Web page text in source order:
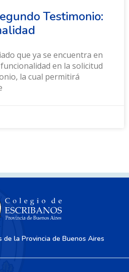
Testimonio:
que ya se encuentra en
en la solicitud
la cual permitirá
de la Provincia de Buenos Aires